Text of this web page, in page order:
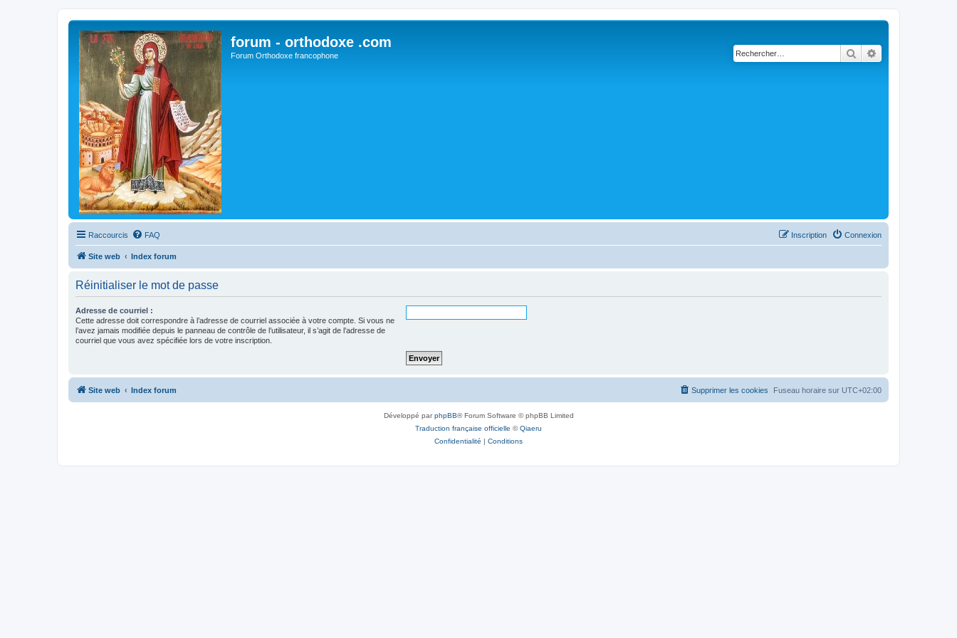
forum - orthodoxe .com
Forum Orthodoxe francophone Rechercher
Raccourcis FAQ Connexion
Inscription
Site web Index forum
Réinitialiser le mot de passe
Adresse de courriel :
Cette adresse doit correspondre à l’adresse de courriel associée à votre compte. Si vous ne
l’avez jamais modifiée depuis le panneau de contrôle de l’utilisateur, il s’agit de l’adresse de
courriel que vous avez spécifiée lors de votre inscription.
Site web Index forum Fuseau horaire sur UTC+02:00
Supprimer les cookies
Développé parphpBB® Forum Software © phpBB Limited
Traduction française officielle ©Qiaeru
Confidentialité | Conditions